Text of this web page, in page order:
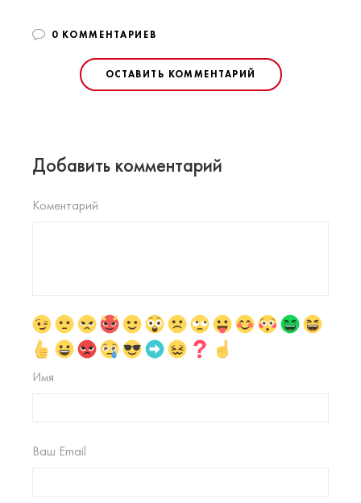
0 КОММЕНТАРИЕВ
ОСТАВИТЬ КОММЕНТАРИЙ
Добавить комментарий
Коментарий
Имя
Ваш Email